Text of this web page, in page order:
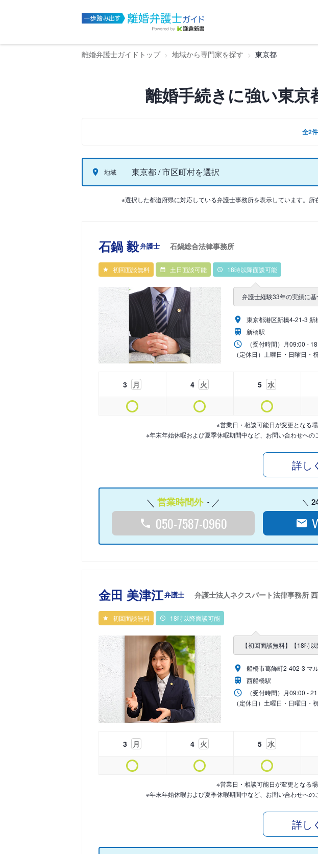
離婚弁護士ガイドトップ 地域から専門家を探す 東京都
離婚手続きに強い東京
全2
地域 東京都 / 市区町村を選択
※選択した都道府県に対応している弁護士事務所を表示しています。
石鍋 毅弁護士 石鍋総合法律事務所
初回面談無料 土日面談可能 18時以降面談可能
弁護士経験33年の実績に
東京都港区新橋4-21-3 新
新橋駅
（受付時間） 月09:00 -
（定休日）土曜日・日曜日・
3 月 4 火 5 水
※営業日・相談可能日が変更となる
※年末年始休暇および夏季休暇期間中など、お問い合わせへ
詳し
営業時間外 -
050-7587-0960
金田 美津江弁護士 弁護士法人ネクスパート法律事務所
初回面談無料 18時以降面談可能
【初回面談無料】【18時
船橋市葛飾町2-402-3 マ
西船橋駅
（受付時間） 月09:00 -
（定休日）土曜日・日曜日・
3 月 4 火 5 水
※営業日・相談可能日が変更となる
※年末年始休暇および夏季休暇期間中など、お問い合わせへ
詳し